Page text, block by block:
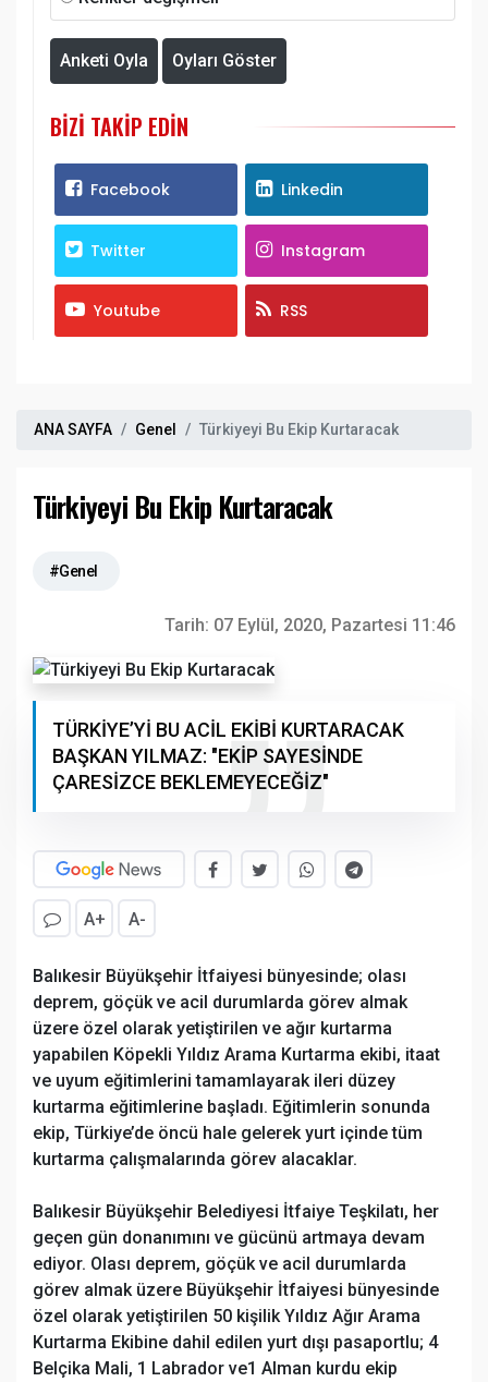
Anketi Oyla Oyları Göster
BIZI TAKIP EDIN
Facebook Linkedin
Twitter Instagram
Youtube RSS
ANA SAYFA Genel Türkiyeyi Bu Ekip Kurtaracak
Türkiyeyi Bu Ekip Kurtaracak
#Genel
Tarih: 07 Eylül, 2020, Pazartesi 11:46
TÜRKİYE’Yİ BU ACİL EKİBİ KURTARACAK
BAŞKAN YILMAZ: "EKİP SAYESİNDE
ÇARESİZCE BEKLEMEYECEĞİZ"
A+ A-
Balıkesir Büyükşehir İtfaiyesi bünyesinde; olası
deprem, göçük ve acil durumlarda görev almak
üzere özel olarak yetiştirilen ve ağır kurtarma
yapabilen Köpekli Yıldız Arama Kurtarma ekibi, itaat
ve uyum eğitimlerini tamamlayarak ileri düzey
kurtarma eğitimlerine başladı. Eğitimlerin sonunda
ekip, Türkiye’de öncü hale gelerek yurt içinde tüm
kurtarma çalışmalarında görev alacaklar.
Balıkesir Büyükşehir Belediyesi İtfaiye Teşkilatı, her
geçen gün donanımını ve gücünü artmaya devam
ediyor. Olası deprem, göçük ve acil durumlarda
görev almak üzere Büyükşehir İtfaiyesi bünyesinde
özel olarak yetiştirilen 50 kişilik Yıldız Ağır Arama
Kurtarma Ekibine dahil edilen yurt dışı pasaportlu; 4
Belçika Mali, 1 Labrador ve1 Alman kurdu ekip